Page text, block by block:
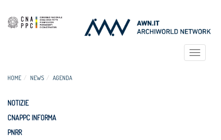
Toggle
HOME NEWS AGENDA
NOTIZIE
CNAPPC INFORMA
PNRR